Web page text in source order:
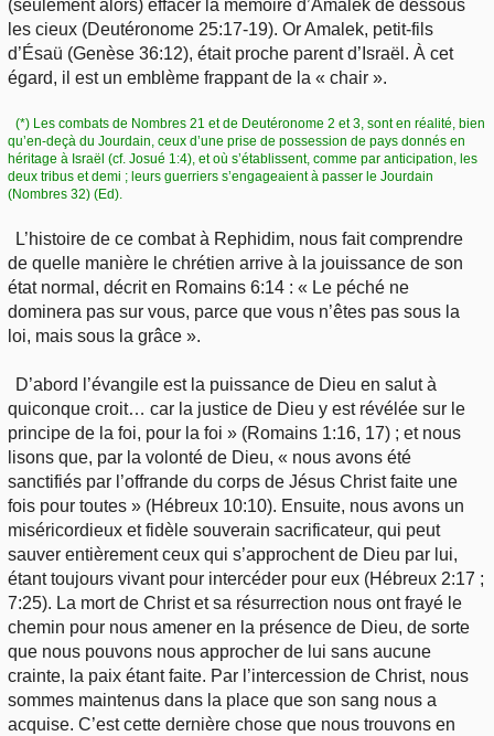
(seulement alors) effacer la mémoire d’Amalek de dessous
les cieux (Deutéronome 25:17-19). Or Amalek, petit-fils
d’Ésaü (Genèse 36:12), était proche parent d’Israël. À cet
égard, il est un emblème frappant de la « chair ».
(*) Les combats de Nombres 21 et de Deutéronome 2 et 3, sont en réalité, bien
qu’en-deçà du Jourdain, ceux d’une prise de possession de pays donnés en
héritage à Israël (cf. Josué 1:4), et où s’établissent, comme par anticipation, les
deux tribus et demi ; leurs guerriers s’engageaient à passer le Jourdain
(Nombres 32) (Ed).
L’histoire de ce combat à Rephidim, nous fait comprendre
de quelle manière le chrétien arrive à la jouissance de son
état normal, décrit en Romains 6:14 : « Le péché ne
dominera pas sur vous, parce que vous n’êtes pas sous la
loi, mais sous la grâce ».
D’abord l’évangile est la puissance de Dieu en salut à
quiconque croit… car la justice de Dieu y est révélée sur le
principe de la foi, pour la foi » (Romains 1:16, 17) ; et nous
lisons que, par la volonté de Dieu, « nous avons été
sanctifiés par l’offrande du corps de Jésus Christ faite une
fois pour toutes » (Hébreux 10:10). Ensuite, nous avons un
miséricordieux et fidèle souverain sacrificateur, qui peut
sauver entièrement ceux qui s’approchent de Dieu par lui,
étant toujours vivant pour intercéder pour eux (Hébreux 2:17 ;
7:25). La mort de Christ et sa résurrection nous ont frayé le
chemin pour nous amener en la présence de Dieu, de sorte
que nous pouvons nous approcher de lui sans aucune
crainte, la paix étant faite. Par l’intercession de Christ, nous
sommes maintenus dans la place que son sang nous a
acquise. C’est cette dernière chose que nous trouvons en